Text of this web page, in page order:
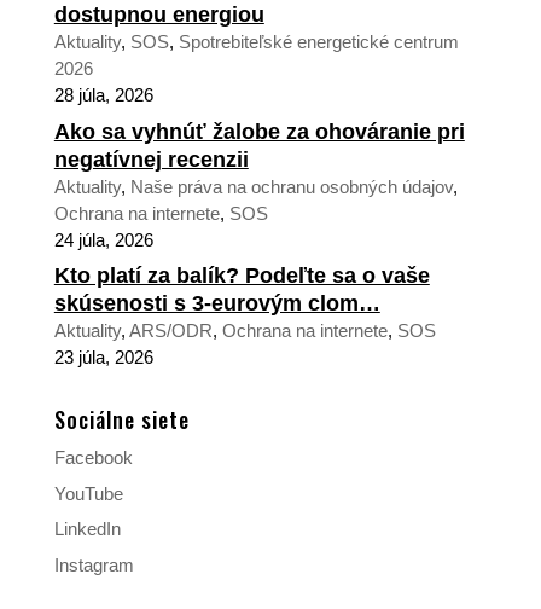
dostupnou energiou
Aktuality, SOS, Spotrebiteľské energetické centrum
2026
28 júla, 2026
Ako sa vyhnúť žalobe za ohováranie pri
negatívnej recenzii
Aktuality, Naše práva na ochranu osobných údajov,
Ochrana na internete, SOS
24 júla, 2026
Kto platí za balík? Podeľte sa o vaše
skúsenosti s 3-eurovým clom…
Aktuality, ARS/ODR, Ochrana na internete, SOS
23 júla, 2026
Sociálne siete
Facebook
YouTube
LinkedIn
Instagram